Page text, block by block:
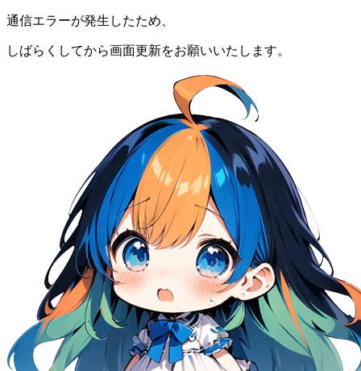
通信エラーが発生したため、
しばらくしてから画面更新をお願いいたします。